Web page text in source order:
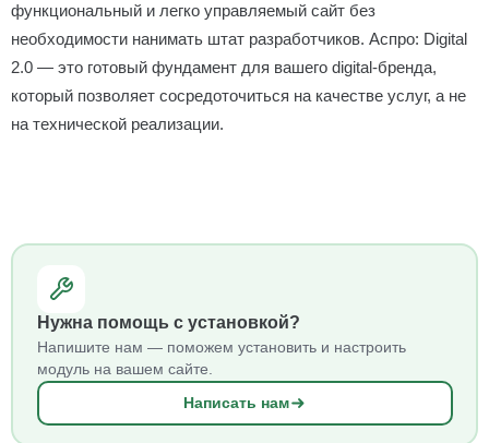
функциональный и легко управляемый сайт без
необходимости нанимать штат разработчиков. Аспро: Digital
2.0 — это готовый фундамент для вашего digital-бренда,
который позволяет сосредоточиться на качестве услуг, а не
на технической реализации.
Нужна помощь с установкой?
Напишите нам — поможем установить и настроить
модуль на вашем сайте.
Написать нам